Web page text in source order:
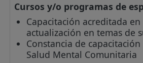
Cursos y/o programas de
Capacitación acreditada en
actualización en temas de
Constancia de
Salud Mental Comunitaria